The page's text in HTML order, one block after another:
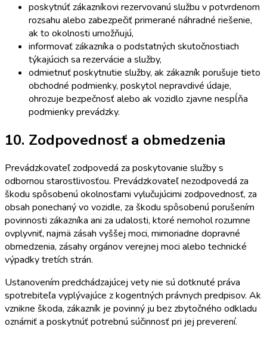
poskytnúť zákazníkovi rezervovanú službu v potvrdenom
rozsahu alebo zabezpečiť primerané náhradné riešenie,
ak to okolnosti umožňujú,
informovať zákazníka o podstatných skutočnostiach
týkajúcich sa rezervácie a služby,
odmietnuť poskytnutie služby, ak zákazník porušuje tieto
obchodné podmienky, poskytol nepravdivé údaje,
ohrozuje bezpečnosť alebo ak vozidlo zjavne nespĺňa
podmienky prevádzky.
10. Zodpovednosť a obmedzenia
Prevádzkovateľ zodpovedá za poskytovanie služby s
odbornou starostlivosťou. Prevádzkovateľ nezodpovedá za
škodu spôsobenú okolnosťami vylučujúcimi zodpovednosť, za
obsah ponechaný vo vozidle, za škodu spôsobenú porušením
povinnosti zákazníka ani za udalosti, ktoré nemohol rozumne
ovplyvniť, najmä zásah vyššej moci, mimoriadne dopravné
obmedzenia, zásahy orgánov verejnej moci alebo technické
výpadky tretích strán.
Ustanovením predchádzajúcej vety nie sú dotknuté práva
spotrebiteľa vyplývajúce z kogentných právnych predpisov. Ak
vznikne škoda, zákazník je povinný ju bez zbytočného odkladu
oznámiť a poskytnúť potrebnú súčinnosť pri jej preverení.